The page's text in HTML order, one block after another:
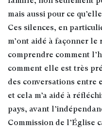
mais aussi pour ce
Ces silences, en
m’ont aidé à façonner le
comprendre comment
comment elle est très
des conversations entre
et cela m’a aidé à
pays, avant
Commission de l’Église